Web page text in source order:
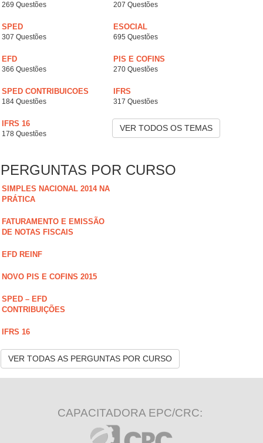
269 Questões 207 Questões
SPED
307 Questões
ESOCIAL
695 Questões
EFD
366 Questões
PIS E COFINS
270 Questões
SPED CONTRIBUICOES
184 Questões
IFRS
317 Questões
IFRS 16
178 Questões
VER TODOS OS TEMAS
PERGUNTAS POR CURSO
SIMPLES NACIONAL 2014 NA
PRÁTICA
FATURAMENTO E EMISSÃO
DE NOTAS FISCAIS
EFD REINF
NOVO PIS E COFINS 2015
SPED – EFD
CONTRIBUIÇÕES
IFRS 16
VER TODAS AS PERGUNTAS POR CURSO
CAPACITADORA EPC/CRC: